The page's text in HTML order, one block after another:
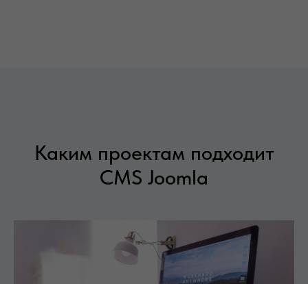
Каким проектам подходит
CMS Joomla